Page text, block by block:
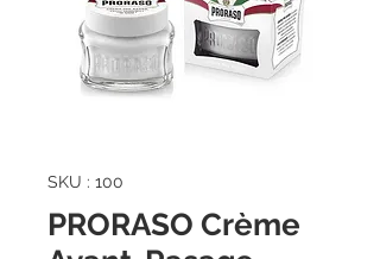
SKU : 100
PRORASO Crème